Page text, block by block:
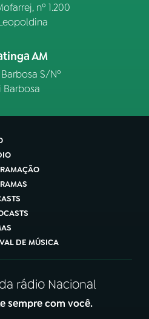
nº 1.200
AM
S/Nº
Barbosa
DE MÚSICA
rádio Nacional
sempre com você.